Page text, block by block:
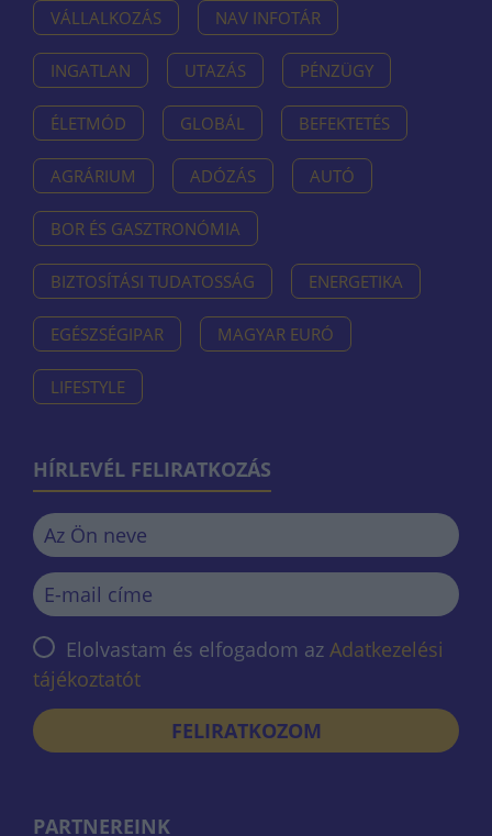
VÁLLALKOZÁS NAV INFOTÁR
INGATLAN UTAZÁS PÉNZÜGY
ÉLETMÓD GLOBÁL BEFEKTETÉS
AGRÁRIUM ADÓZÁS AUTÓ
BOR ÉS GASZTRONÓMIA
BIZTOSÍTÁSI TUDATOSSÁG ENERGETIKA
EGÉSZSÉGIPAR MAGYAR EURÓ
LIFESTYLE
HÍRLEVÉL FELIRATKOZÁS
Elolvastam és elfogadom az Adatkezelési
tájékoztatót
FELIRATKOZOM
PARTNEREINK